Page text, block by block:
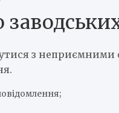
з неприємними